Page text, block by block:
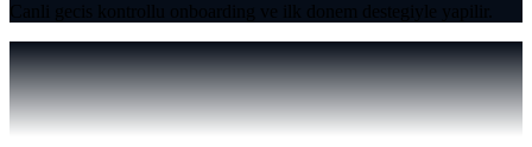
Canli gecis kontrollu onboarding ve ilk donem destegiyle yapilir.